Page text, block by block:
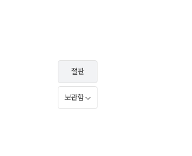
절판
보관함